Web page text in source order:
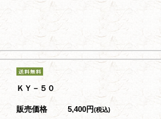
ＫＹ－５０
販売価格 5,400円(税込)